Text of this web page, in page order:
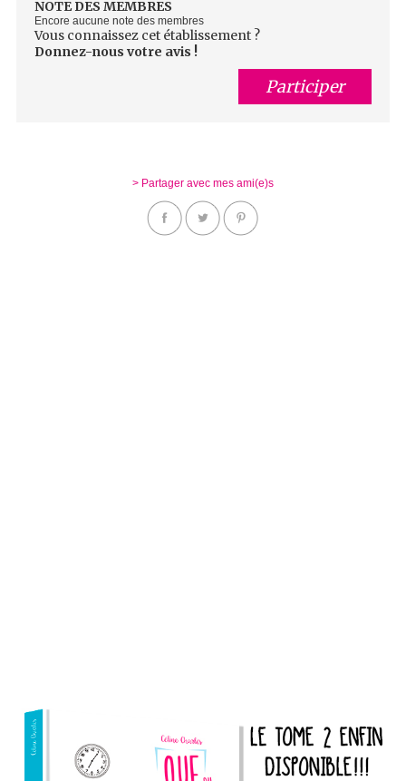
NOTE DES MEMBRES
Encore aucune note des membres
Vous connaissez cet établissement ?
Donnez-nous votre avis !
Participer
> Partager avec mes ami(e)s